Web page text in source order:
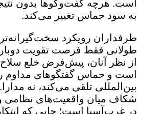
است. هرچه گفت‌وگوها بدون
به سود حماس تغییر می‌کند.
طرفداران رویکرد
طولانی فقط فرصت تقویت
از نظر آنان، پیش‌فرض خلع
است و حماس گفتگوهای مداوم
بین‌المللی تلقی می‌کند، نه
شکاف میان واقعیت‌های نظامی
در غرب‌آسیا است؛ جایی که